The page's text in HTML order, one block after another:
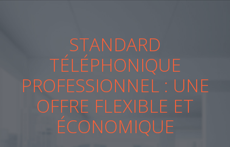
STANDARD
TÉLÉPHONIQUE
PROFESSIONNEL : UNE
OFFRE FLEXIBLE ET
ÉCONOMIQUE